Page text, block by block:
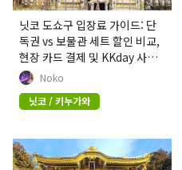
닛코 도쇼구 입장료 가이드: 단
독권 vs 보물관 세트 할인 비교,
현장 카드 결제 및 KKday 사전
예매 팁Noko
닛코 / 키누가와